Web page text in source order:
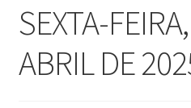
Liturgia Diária
Horários de missas
SEXTA-
ABRIL DE